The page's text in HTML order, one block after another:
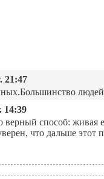
21:47
людей
14:39
способ:
что дальше